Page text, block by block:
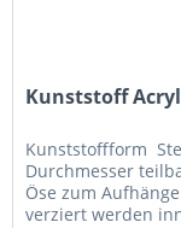
Kunststoff
Kunststoffform
Durchmesser
Öse zum
verziert werden